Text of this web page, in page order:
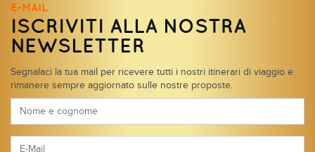
E-MAIL
ISCRIVITI ALLA NOSTRA
NEWSLETTER
Segnalaci la tua mail per ricevere tutti i nostri itinerari di viaggio e
rimanere sempre aggiornato sulle nostre proposte.